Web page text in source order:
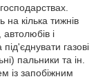
на кілька тижнів
і
газові
пальники та ін.
із запобіжним